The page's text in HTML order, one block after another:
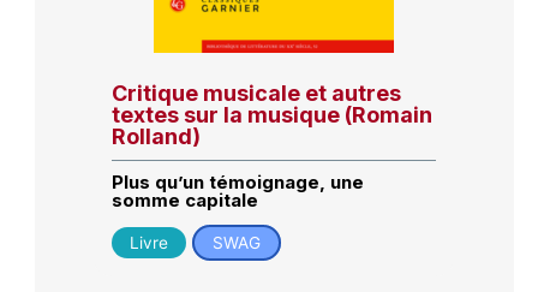
Critique musicale et autres
textes sur la musique (Romain
Rolland)
Plus qu’un témoignage, une
somme capitale
Livre SWAG